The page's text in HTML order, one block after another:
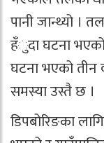
पानी जान्थ्यो ।
हँुदा घटना भएको
घटना भएको तीन
समस्या उस्तै छ ।
डिपबोरिङका